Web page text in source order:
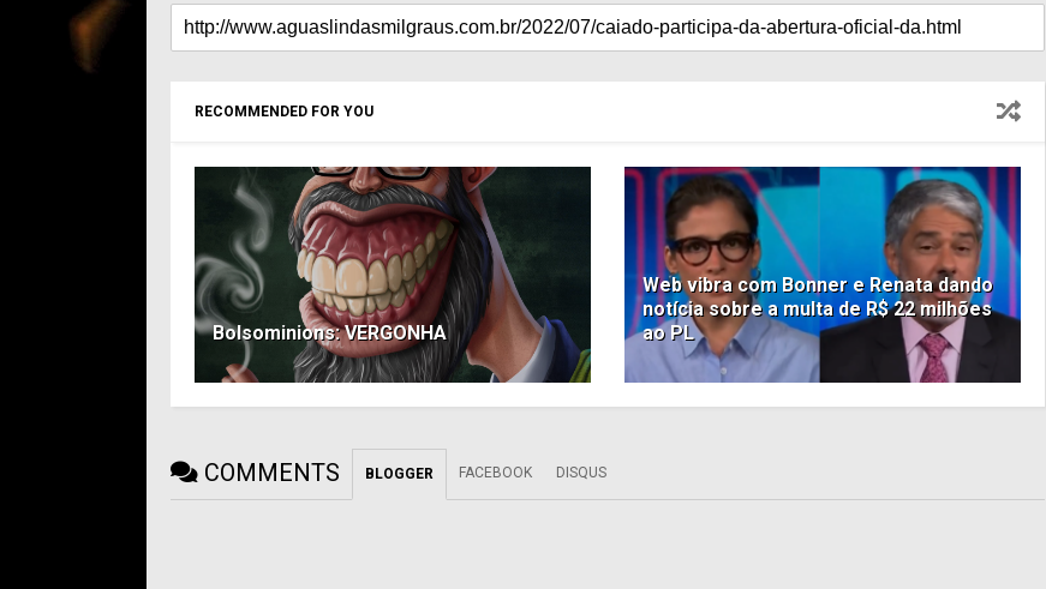
RECOMMENDED FOR YOU
Bolsominions: VERGONHA
Web vibra com Bonner e Renata dando
notícia sobre a multa de R$ 22 milhões
ao PL
COMMENTS BLOGGER FACEBOOK DISQUS